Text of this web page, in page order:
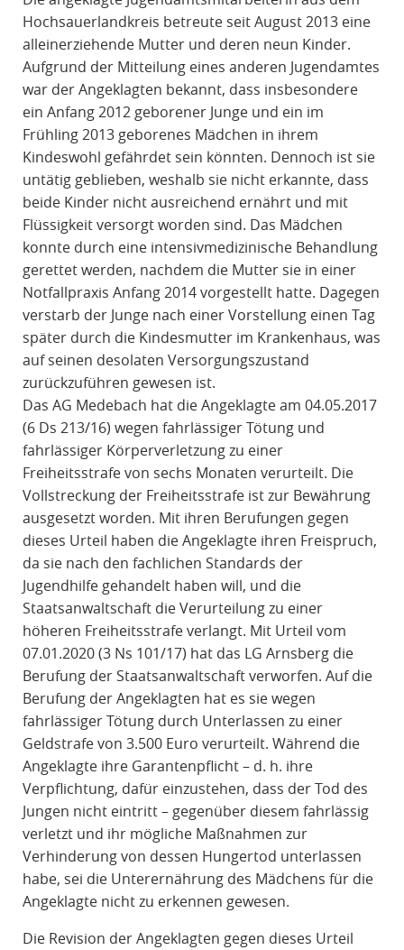
Hochsauerlandkreis betreute seit August 2013 eine
alleinerziehende Mutter und deren neun Kinder.
Aufgrund der Mitteilung eines anderen Jugendamtes
war der Angeklagten bekannt, dass insbesondere
ein Anfang 2012 geborener Junge und ein im
Frühling 2013 geborenes Mädchen in ihrem
Kindeswohl gefährdet sein könnten. Dennoch ist sie
untätig geblieben, weshalb sie nicht erkannte, dass
beide Kinder nicht ausreichend ernährt und mit
Flüssigkeit versorgt worden sind. Das Mädchen
konnte durch eine intensivmedizinische Behandlung
gerettet werden, nachdem die Mutter sie in einer
Notfallpraxis Anfang 2014 vorgestellt hatte. Dagegen
verstarb der Junge nach einer Vorstellung einen Tag
später durch die Kindesmutter im Krankenhaus, was
auf seinen desolaten Versorgungszustand
zurückzuführen gewesen ist.
Das AG Medebach hat die Angeklagte am 04.05.2017
(6 Ds 213/16) wegen fahrlässiger Tötung und
fahrlässiger Körperverletzung zu einer
Freiheitsstrafe von sechs Monaten verurteilt. Die
Vollstreckung der Freiheitsstrafe ist zur Bewährung
ausgesetzt worden. Mit ihren Berufungen gegen
dieses Urteil haben die Angeklagte ihren Freispruch,
da sie nach den fachlichen Standards der
Jugendhilfe gehandelt haben will, und die
Staatsanwaltschaft die Verurteilung zu einer
höheren Freiheitsstrafe verlangt. Mit Urteil vom
07.01.2020 (3 Ns 101/17) hat das LG Arnsberg die
Berufung der Staatsanwaltschaft verworfen. Auf die
Berufung der Angeklagten hat es sie wegen
fahrlässiger Tötung durch Unterlassen zu einer
Geldstrafe von 3.500 Euro verurteilt. Während die
Angeklagte ihre Garantenpflicht – d. h. ihre
Verpflichtung, dafür einzustehen, dass der Tod des
Jungen nicht eintritt – gegenüber diesem fahrlässig
verletzt und ihr mögliche Maßnahmen zur
Verhinderung von dessen Hungertod unterlassen
habe, sei die Unterernährung des Mädchens für die
Angeklagte nicht zu erkennen gewesen.
Die Revision der Angeklagten gegen dieses Urteil